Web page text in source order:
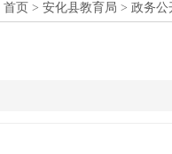
首页 > 安化县教育局 > 政务公